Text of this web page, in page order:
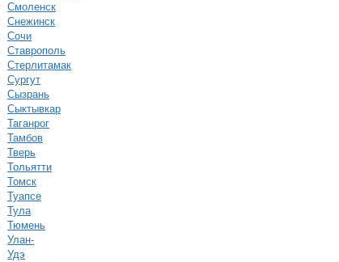
Смоленск
Снежинск
Сочи
Ставрополь
Стерлитамак
Сургут
Сызрань
Сыктывкар
Таганрог
Тамбов
Тверь
Тольятти
Томск
Туапсе
Тула
Тюмень
Улан-
Удэ